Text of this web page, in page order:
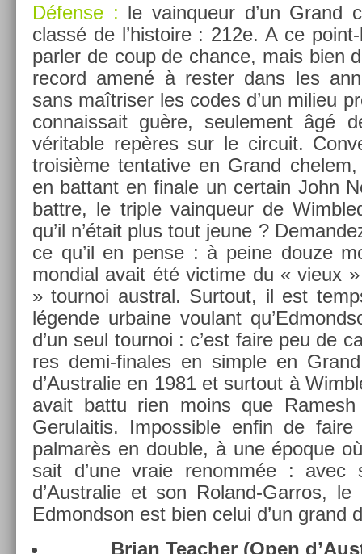
Défense : le vain­queur d’un Grand
classé de l’his­toire : 212e. A ce
parl­er de coup de chan­ce, mais bien
re­cord amené à re­st­er dans les
sans maîtris­er les codes d’un milieu
con­nais­sait guère, seule­ment âgé
vérit­able repères sur le cir­cuit.
troisiè­me ten­tative en Grand
en bat­tant en fin­ale un cer­tain John
battre, le tri­ple vain­queur de
qu’il n’était plus tout jeune ?
ce qu’il en pense : à peine douze
mon­di­al avait été vic­time du « vieux
» tour­noi austr­al. Sur­tout, il est
légende ur­baine voulant
d’un seul tour­noi : c’est faire peu de
res demi-finales en sim­ple en
d’Australie en 1981 et sur­tout à
avait battu rien moins que
Gerulaitis. Im­pos­sible enfin de faire
pal­marès en doub­le, à une époque
sait d’une vraie re­nommée : avec
d’Australie et son Roland-Garros,
Ed­mondson est bien celui d’un grand
Brian Teach­er (Open